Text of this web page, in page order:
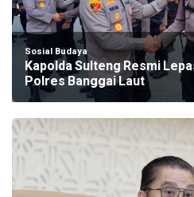
Sosial Budaya
Kapolda Sulteng Resmi
Polres Banggai Laut